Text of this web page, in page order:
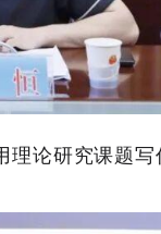
理论研究课题